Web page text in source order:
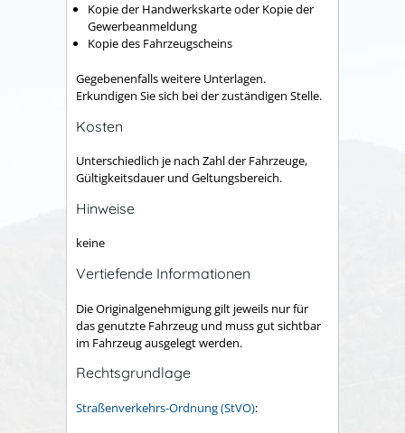
Kopie der Handwerkskarte oder Kopie der
Gewerbeanmeldung
Kopie des Fahrzeugscheins
Gegebenenfalls weitere Unterlagen.
Erkundigen Sie sich bei der zuständigen Stelle.
Kosten
Unterschiedlich je nach Zahl der Fahrzeuge,
Gültigkeitsdauer und Geltungsbereich.
Hinweise
keine
Vertiefende Informationen
Die Originalgenehmigung gilt jeweils nur für
das genutzte Fahrzeug und muss gut sichtbar
im Fahrzeug ausgelegt werden.
Rechtsgrundlage
Straßenverkehrs-Ordnung (StVO):